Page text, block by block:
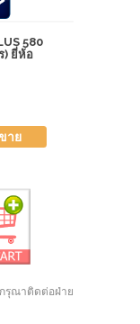
580
) ยี่ห้อ
าย
รุณาติดต่อฝ่าย